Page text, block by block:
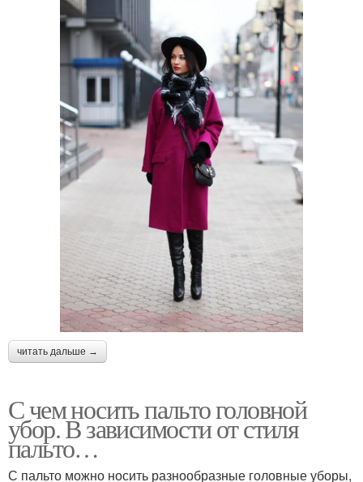
читать дальше →
С чем носить пальто головной
убор. В зависимости от стиля
пальто…
С пальто можно носить разнообразные головные уборы,